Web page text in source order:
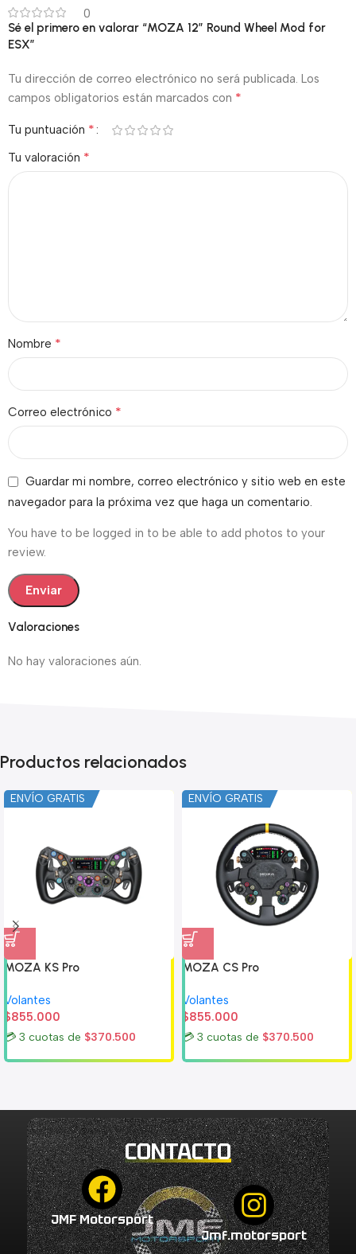
0
Valoraciones
No hay valoraciones aún.
Sé el primero en valorar “MOZA 12″ Round Wheel Mod for
ESX”
Tu dirección de correo electrónico no será publicada. Los
campos obligatorios están marcados con *
Tu puntuación *
Tu valoración *
Nombre *
Correo electrónico *
Guardar mi nombre, correo electrónico y sitio web en este
navegador para la próxima vez que haga un comentario.
You have to be logged in to be able to add photos to your
review.
Productos relacionados
ENVÍO GRATIS
MOZA KS Pro
Volantes
$855.000
💳 3 cuotas de $370.500
ENVÍO GRATIS
MOZA CS Pro
Volantes
$855.000
💳 3 cuotas de $370.500
CONTACTO
JMF Motorsport
Jmf.motorsport